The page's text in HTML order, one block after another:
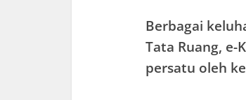
Berbagai
Tata Ruang, e-
persatu oleh